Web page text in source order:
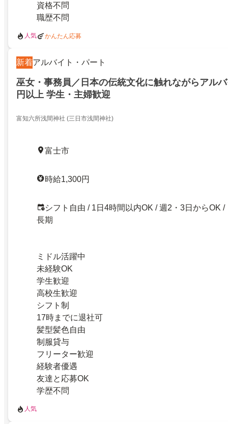
資格不問
職歴不問
人気 かんたん応募
新着アルバイト・パート
巫女・事務員／日本の伝統文化に触れながらアル
円以上 学生・主婦歓迎
富知六所浅間神社 (三日市浅間神社)
富士市
時給1,300円
シフト自由 / 1日4時間以内OK / 週2・3日からOK /
長期
ミドル活躍中
未経験OK
学生歓迎
高校生歓迎
シフト制
17時までに退社可
髪型髪色自由
制服貸与
フリーター歓迎
経験者優遇
友達と応募OK
学歴不問
人気